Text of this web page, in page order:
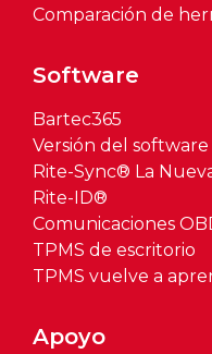
Comparación de
Software
Bartec365
Versión del software
Rite-Sync® La
Rite-ID®
Comunicaciones
TPMS de escritorio
TPMS vuelve a
Apoyo